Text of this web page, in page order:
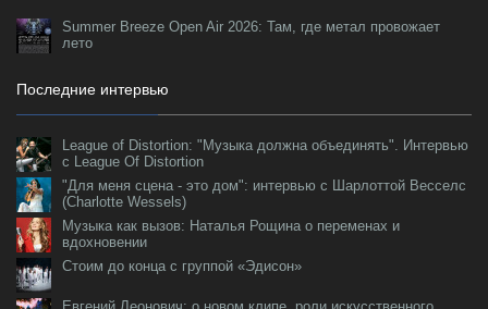
Summer Breeze Open Air 2026: Там, где метал провожает
лето
Последние интервью
League of Distortion: "Музыка должна объединять". Интервью
с League Of Distortion
"Для меня сцена - это дом": интервью с Шарлоттой Весселс
(Charlotte Wessels)
Музыка как вызов: Наталья Рощина о переменах и
вдохновении
Стоим до конца с группой «Эдисон»